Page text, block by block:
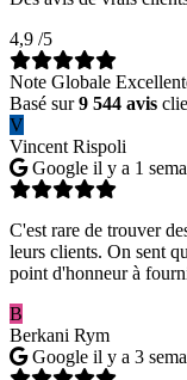
4,9 /5
Note Globale
Basé sur9 544 avis
V
Vincent Rispoli
Google il y a 1
C'est rare de trouver
leurs clients. On sent
point d'honneur à
B
Berkani Rym
Google il y a 3